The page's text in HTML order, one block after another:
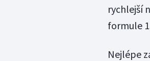
rychlejší
formule
Nejlépe